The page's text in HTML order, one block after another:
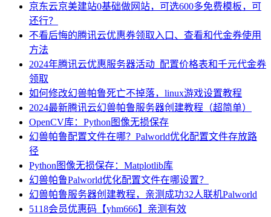
京东云京美建站0基础做网站，可选600多免费模板，可
还行？
不看后悔的腾讯云优惠券领取入口、查看和代金券使用
方法
2024年腾讯云优惠服务器活动_配置价格表和千元代金券
领取
如何修改幻兽帕鲁死亡不掉落，linux游戏设置教程
2024最新腾讯云幻兽帕鲁服务器创建教程（超简单）
OpenCV库：Python图像无损保存
幻兽帕鲁配置文件在哪？Palworld优化配置文件存放路
径
Python图像无损保存：Matplotlib库
幻兽帕鲁Palworld优化配置文件在哪设置？
幻兽帕鲁服务器创建教程，亲测成功32人联机Palworld
5118会员优惠码【yhm666】亲测有效